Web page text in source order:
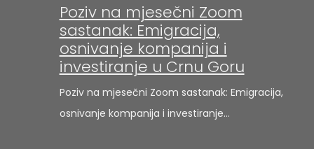
Poziv na mjesečni Zoom
sastanak: Emigracija,
osnivanje kompanija i
investiranje u Crnu Goru
Poziv na mjesečni Zoom sastanak: Emigracija,
osnivanje kompanija i investiranje…